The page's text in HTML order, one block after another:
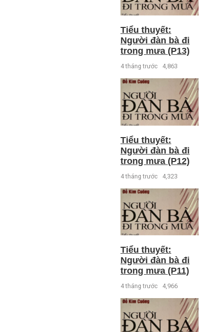
Tiểu thuyết:
Người đàn bà đi
trong mưa (P13)
4 tháng trước 4,863
Tiểu thuyết:
Người đàn bà đi
trong mưa (P12)
4 tháng trước 4,323
Tiểu thuyết:
Người đàn bà đi
trong mưa (P11)
4 tháng trước 4,966